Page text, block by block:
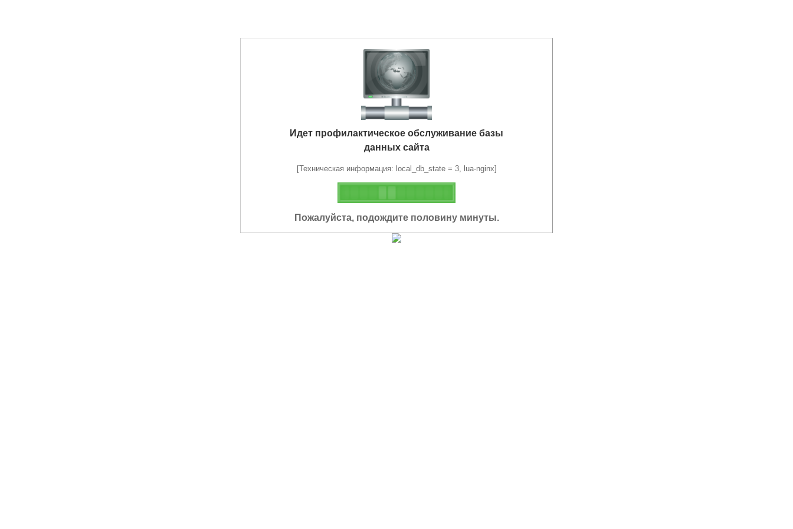
Идет профилактическое обслуживание базы
данных сайта
[Техническая информация: local_db_state = 3, lua-nginx]
Пожалуйста, подождите половину минуты.